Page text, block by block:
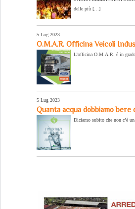
delle più […]
5 Lug 2023
O.M.A.R. Officina Veicoli
L’officina O.M.A.R. è in
5 Lug 2023
Quanta acqua dobbiamo bere
Diciamo subito che non c’è